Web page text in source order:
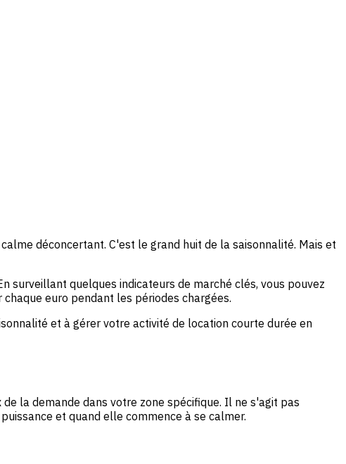
déconcertant. C'est le grand huit de la saisonnalité. Mais et
surveillant quelques indicateurs de marché clés, vous pouvez
euro pendant les périodes chargées.
et à gérer votre activité de location courte durée en
la demande dans votre zone spécifique. Il ne s'agit pas
et quand elle commence à se calmer.